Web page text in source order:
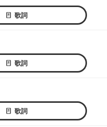
歌詞
歌詞
歌詞